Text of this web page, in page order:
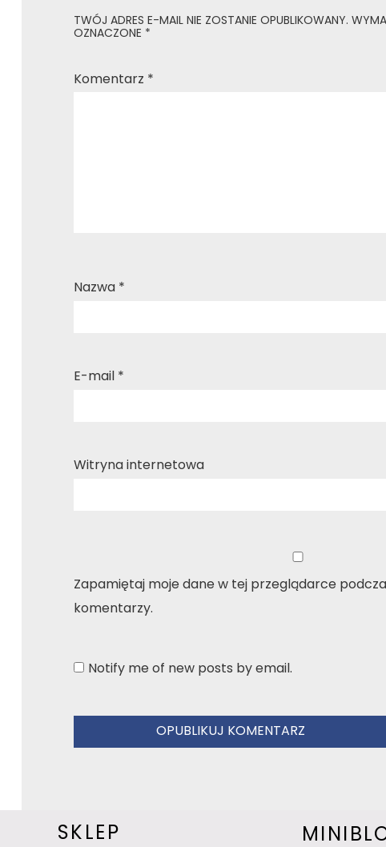
TWÓJ ADRES E-MAIL NIE ZOSTANIE OPUBLIKOWANY.
OZNACZONE *
Komentarz *
Nazwa *
E-mail *
Witryna internetowa
Zapamiętaj moje dane w tej przeglądarce
komentarzy.
Notify me of new posts by email.
SKLEP